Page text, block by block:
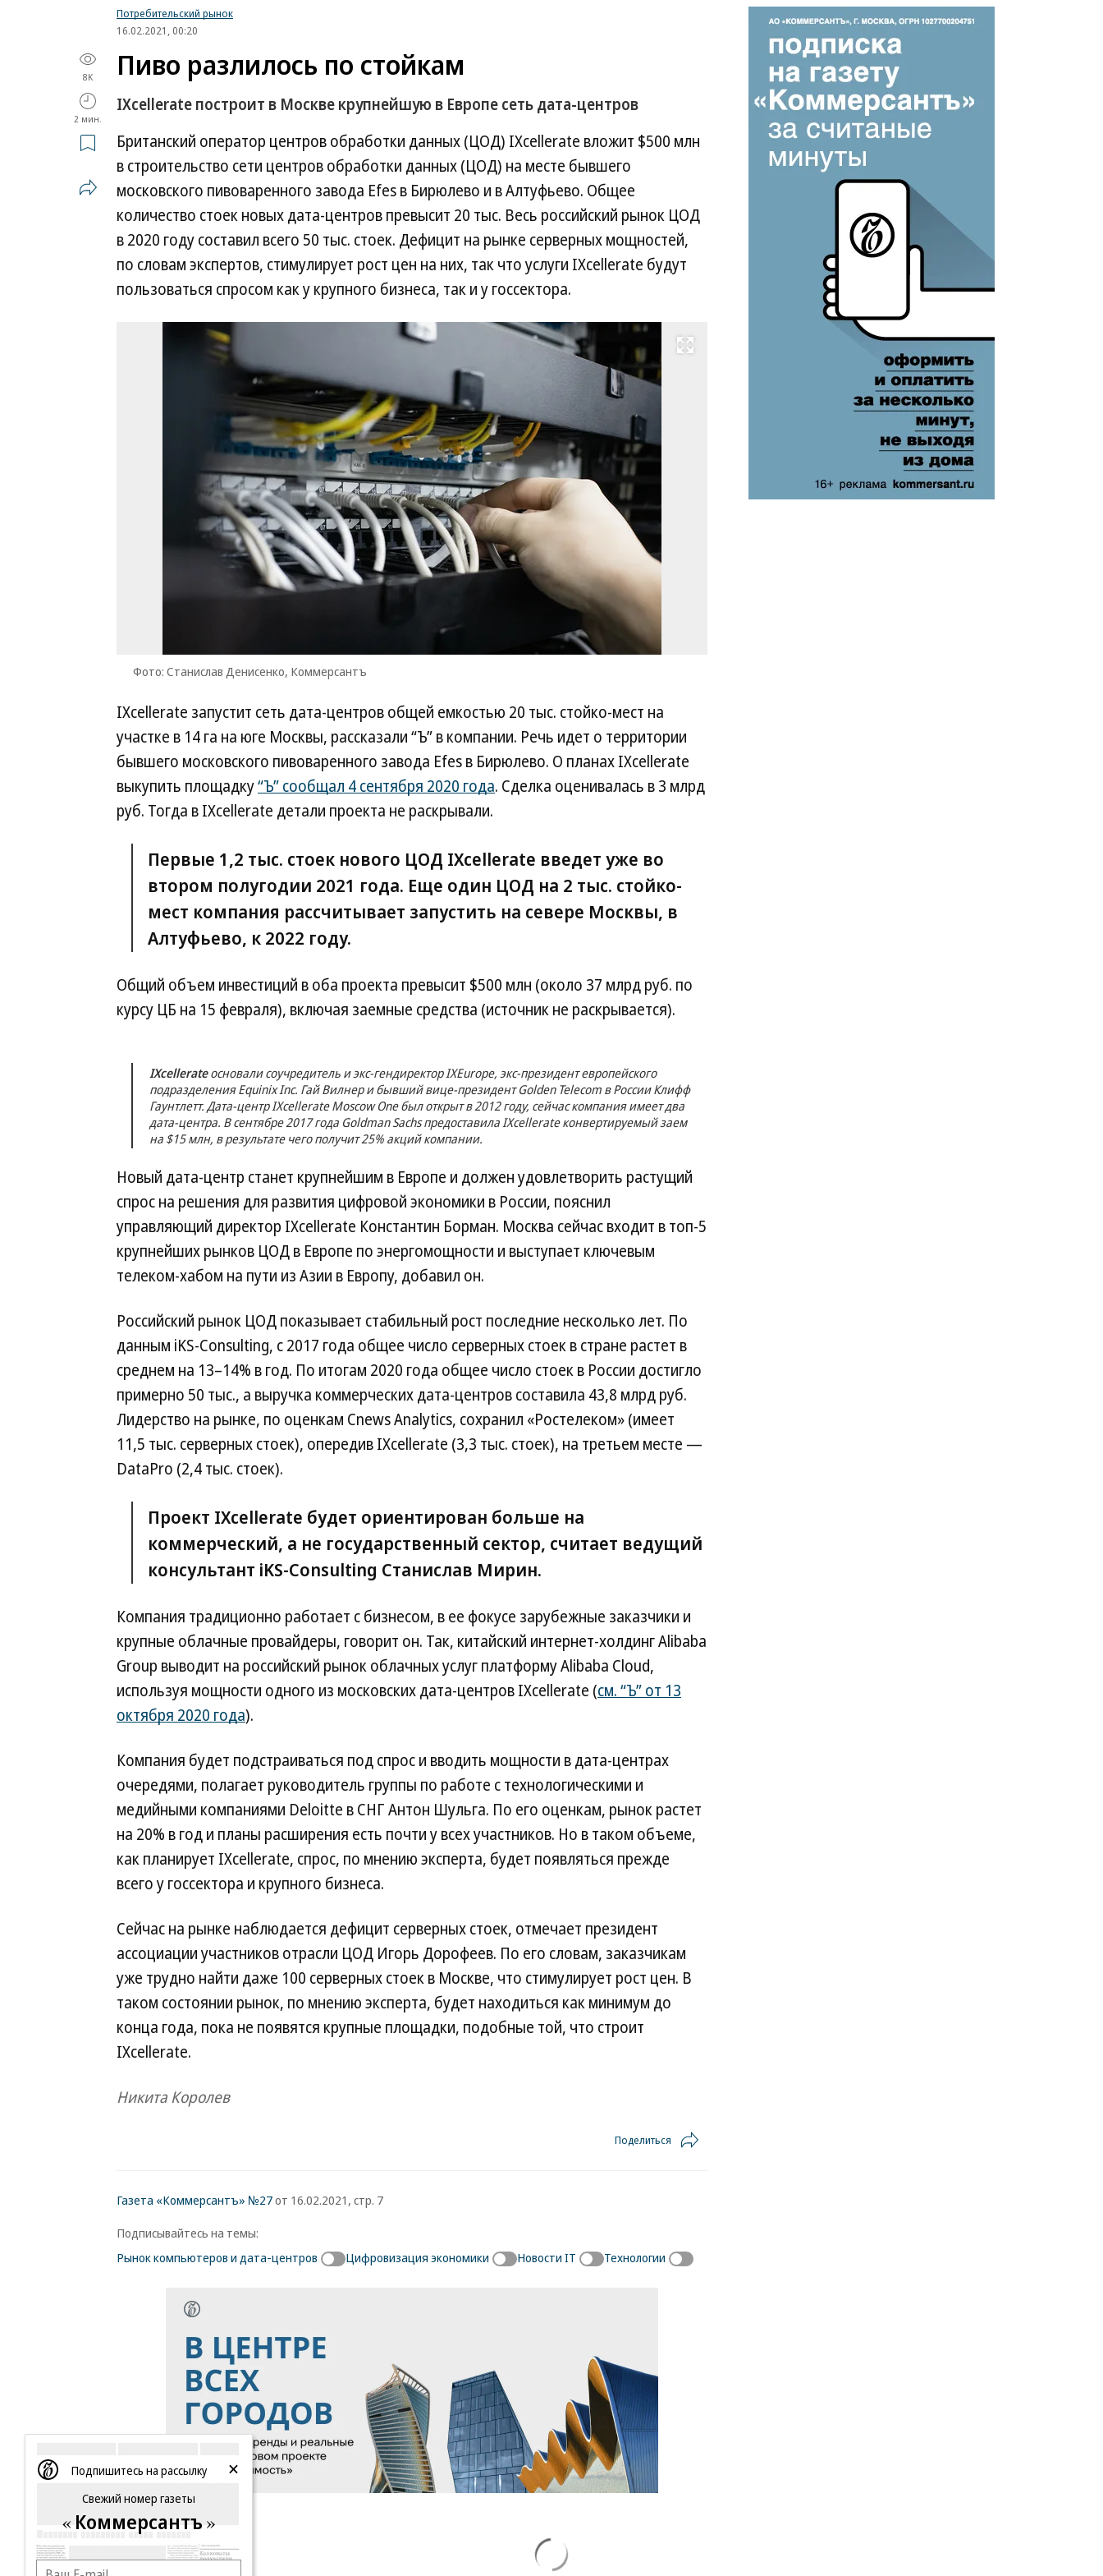
Потребительский рынок
16.02.2021, 00:20
8K
2 мин.
Пиво разлилось по стойкам
IXcellerate построит в Москве крупнейшую в Европе сеть дата-центров
Британский оператор центров обработки данных (ЦОД) IXcellerate вложит $500 млн
в строительство сети центров обработки данных (ЦОД) на месте бывшего
московского пивоваренного завода Efes в Бирюлево и в Алтуфьево. Общее
количество стоек новых дата-центров превысит 20 тыс. Весь российский рынок ЦОД
в 2020 году составил всего 50 тыс. стоек. Дефицит на рынке серверных мощностей,
по словам экспертов, стимулирует рост цен на них, так что услуги IXcellerate будут
пользоваться спросом как у крупного бизнеса, так и у госсектора.
Развернуть на весь экран
Фото: Станислав Денисенко, Коммерсантъ
IXcellerate запустит сеть дата-центров общей емкостью 20 тыс. стойко-мест на
участке в 14 га на юге Москвы, рассказали “Ъ” в компании. Речь идет о территории
бывшего московского пивоваренного завода Efes в Бирюлево. О планах IXcellerate
выкупить площадку“Ъ” сообщал 4 сентября 2020 года. Сделка оценивалась в 3 млрд
руб. Тогда в IXcellerate детали проекта не раскрывали.
Первые 1,2 тыс. стоек нового ЦОД IXcellerate введет уже во
втором полугодии 2021 года. Еще один ЦОД на 2 тыс. стойко-
мест компания рассчитывает запустить на севере Москвы, в
Алтуфьево, к 2022 году.
Общий объем инвестиций в оба проекта превысит $500 млн (около 37 млрд руб. по
курсу ЦБ на 15 февраля), включая заемные средства (источник не раскрывается).
IXcellerateосновали соучредитель и экс-гендиректор IXEurope, экс-президент европейского
подразделения Equinix Inc. Гай Вилнер и бывший вице-президент Golden Telecom в России Клифф
Гаунтлетт. Дата-центр IXcellerate Moscow One был открыт в 2012 году, сейчас компания имеет два
дата-центра. В сентябре 2017 года Goldman Sachs предоставила IXcellerate конвертируемый заем
на $15 млн, в результате чего получит 25% акций компании.
Новый дата-центр станет крупнейшим в Европе и должен удовлетворить растущий
спрос на решения для развития цифровой экономики в России, пояснил
управляющий директор IXcellerate Константин Борман. Москва сейчас входит в топ-5
крупнейших рынков ЦОД в Европе по энергомощности и выступает ключевым
телеком-хабом на пути из Азии в Европу, добавил он.
Российский рынок ЦОД показывает стабильный рост последние несколько лет. По
данным iKS-Consulting, с 2017 года общее число серверных стоек в стране растет в
среднем на 13–14% в год. По итогам 2020 года общее число стоек в России достигло
примерно 50 тыс., а выручка коммерческих дата-центров составила 43,8 млрд руб.
Лидерство на рынке, по оценкам Cnews Analytics, сохранил «Ростелеком» (имеет
11,5 тыс. серверных стоек), опередив IXcellerate (3,3 тыс. стоек), на третьем месте —
DataPro (2,4 тыс. стоек).
Проект IXcellerate будет ориентирован больше на
коммерческий, а не государственный сектор, считает ведущий
консультант iKS-Consulting Станислав Мирин.
Компания традиционно работает с бизнесом, в ее фокусе зарубежные заказчики и
крупные облачные провайдеры, говорит он. Так, китайский интернет-холдинг Alibaba
Group выводит на российский рынок облачных услуг платформу Alibaba Cloud,
используя мощности одного из московских дата-центров IXcellerate (см. “Ъ” от 13
октября 2020 года).
Компания будет подстраиваться под спрос и вводить мощности в дата-центрах
очередями, полагает руководитель группы по работе с технологическими и
медийными компаниями Deloitte в СНГ Антон Шульга. По его оценкам, рынок растет
на 20% в год и планы расширения есть почти у всех участников. Но в таком объеме,
как планирует IXcellerate, спрос, по мнению эксперта, будет появляться прежде
всего у госсектора и крупного бизнеса.
Сейчас на рынке наблюдается дефицит серверных стоек, отмечает президент
ассоциации участников отрасли ЦОД Игорь Дорофеев. По его словам, заказчикам
уже трудно найти даже 100 серверных стоек в Москве, что стимулирует рост цен. В
таком состоянии рынок, по мнению эксперта, будет находиться как минимум до
конца года, пока не появятся крупные площадки, подобные той, что строит
IXcellerate.
Никита Королев
Поделиться
Газета «Коммерсантъ» №27от 16.02.2021, стр. 7
Подписывайтесь на темы:
Рынок компьютеров и дата-центров
Цифровизация экономики Новости IT Технологии
Подпишитесь на рассылку
Свежий номер газеты
Коммерсантъ